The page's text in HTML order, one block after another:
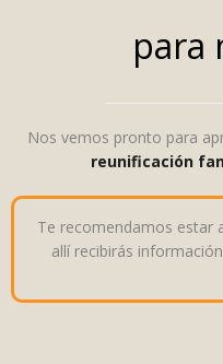
para
Nos vemos pronto para
reunificación
Te recomendamos estar
allí recibirás